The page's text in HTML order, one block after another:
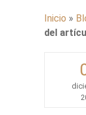
Inicio »
del